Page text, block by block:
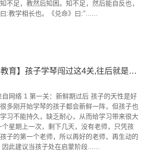
不足，教然后知困。知不足，然后能自反也，
:教学相长也。《兑命》曰:"......
【李玉凤新理念钢琴教育】孩子学琴闯过这4关,往后就是一片光明!
网络 1 第一关：新鲜期过后 孩子的天性是好
多刚开始学琴的孩子都会新鲜一阵，但孩子也
习不能持久，缺乏耐心，从而给学习带来很大
星期上一次，剩下几天，没有老师，只凭孩
子的第一个老师，所以再好的老师，再生动的
此建议当孩子处在启蒙阶段......